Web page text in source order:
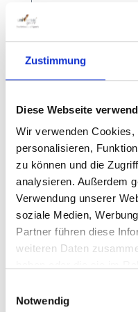
Zustimmung
Diese Webseite
Wir verwenden
personalisieren,
zu können und die
analysieren. Außerdem
Verwendung unserer
soziale Medien,
Partner führen diese
weiteren Daten
Notwendig
Regulärer Preis:
Ab57,00 €